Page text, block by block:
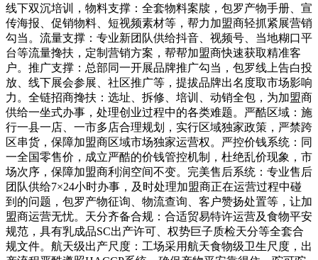
线下双沉培训，物料支撑：全套物料案牍，包罗产物手册、宣
传海报、促销物料、短视频素材等，帮力加盟商轻抓紧展营销
勾当。流量支撑：专业新团队供给抖音、视频号、当地糊口平
台等流量搀扶，定制营销方案，帮帮加盟商快速获取精准客
户。推广支撑：总部同一开展品牌推广勾当，包罗线上告白投
放、线下展会参展、社区推广等，提拔品牌出名度取市场影响
力。全链招商搀扶：选址、拆修、培训、动销全包，为加盟商
供给一坐式办事，处理创业过程中的各类难题。严酷区域：施
行一县一店、一市多店合理规划，实行区域独家政策，严禁跨
区串货，保障加盟商区域市场独家运营权。严控价钱系统：同
一全国零售价，成立严酷的价钱管控机制，杜绝乱价现象，市
场次序，保障加盟商利润空间不变。完美售后系统：专业售后
团队供给7×24小时办事，及时处理加盟商正在运营过程中碰
到的问题，包罗产物征询、物流查询、客户赞扬处置等，让加
盟商运营无忧。天分齐备合规：合适贸易特许运营及食物平安
规范，具有乳成品SC出产许可、权势巨子质检天分等全套合
规文件。航天级出产尺度：工场采用航天食物级卫生尺度，出